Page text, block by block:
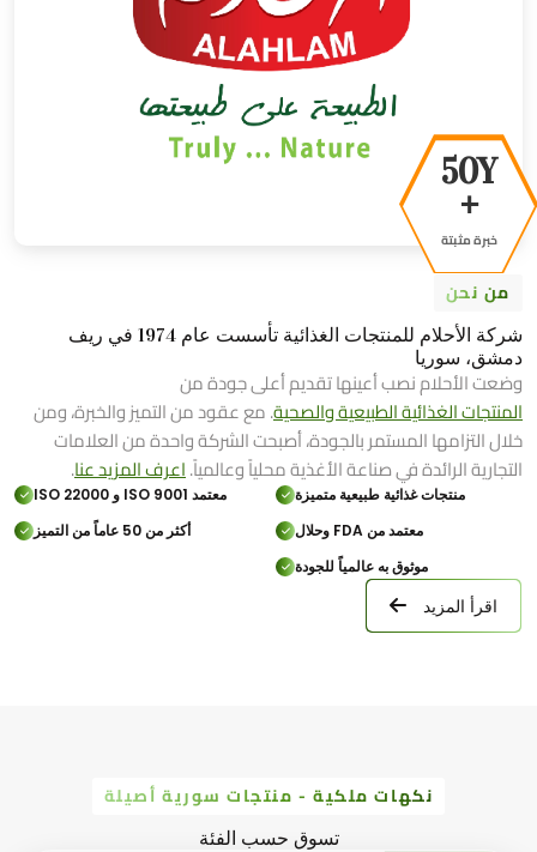
50Y
+
خبرة مثبتة
من نحن
شركة الأحلام للمنتجات الغذائية تأسست عام 1974 في ريف
دمشق، سوريا
وضعت الأحلام نصب أعينها تقديم أعلى جودة من
المنتجات الغذائية الطبيعية والصحية. مع عقود من التميز والخبرة، ومن
خلال التزامها المستمر بالجودة، أصبحت الشركة واحدة من العلامات
التجارية الرائدة في صناعة الأغذية محلياً وعالمياً.اعرف المزيد عنا.
منتجات غذائية طبيعية متميزة
معتمد ISO 9001 و ISO 22000
معتمد من FDA وحلال
أكثر من 50 عاماً من التميز
موثوق به عالمياً للجودة
اقرأ المزيد
نكهات ملكية - منتجات سورية أصيلة
تسوق حسب الفئة